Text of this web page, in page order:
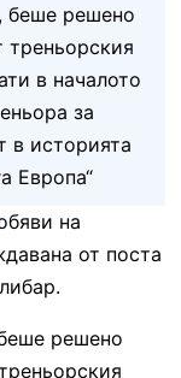
беше решено
треньорския
в началото
за
в историята
Европа“
на
от поста
решено